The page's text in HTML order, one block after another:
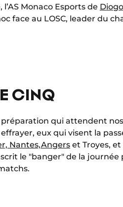
Monaco Esports de
face au LOSC, leader du
CINQ
préparation qui attendent
eux qui visent la
Nantes,Angers et Troyes,
le "banger" de la